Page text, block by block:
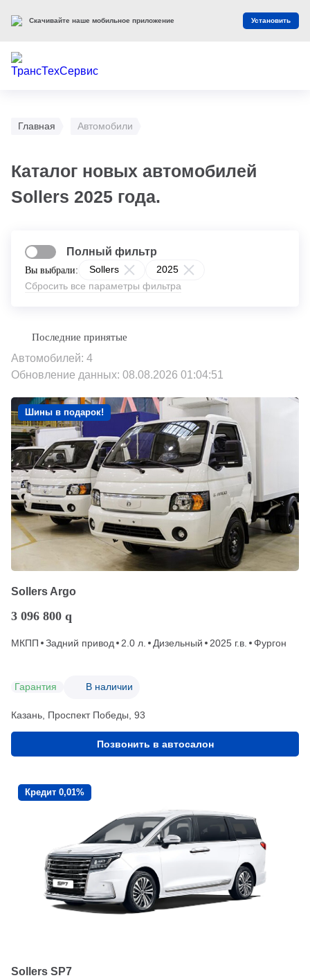
Главная Автомобили
Каталог новых автомобилей
Sollers 2025 года.
Вы выбрали: Sollers
2025
Сбросить все параметры фильтра
Полный фильтр
Автомобилей: 4
Обновление данных: 08.08.2026 01:04:51
Шины в подарок!
Sollers Argo
3 096 800 q
МКПП Задний привод 2.0 л. Дизельный 2025 г.в. Фургон
Гарантия В наличии
Казань, Проспект Победы, 93
Позвонить в автосалон
Кредит 0,01%
Sollers SP7
Скачивайте наше мобильное приложение Установить